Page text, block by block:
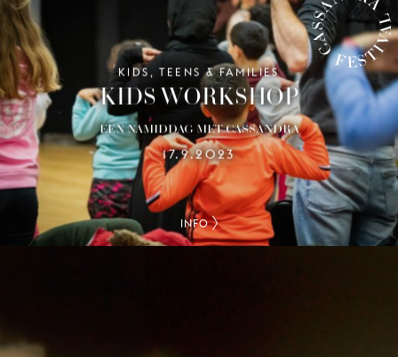
CASSANDRA FESTIVAL
KIDS, TEENS & FAMILIES
KIDS WORKSHOP
EEN NAMIDDAG MET CASSANDRA
17.9.2023
INFO